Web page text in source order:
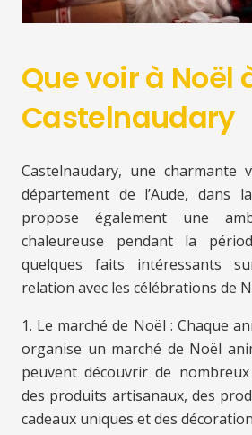
Que voir à Noël
Castelnaudary
Castelnaudary, une charmante
département de l’Aude, dans
propose également une
chaleureuse pendant la
quelques faits intéressants
relation avec les célébrations de
1. Le marché de Noël : Chaque
organise un marché de Noël
peuvent découvrir de
des produits artisanaux, des
cadeaux uniques et des